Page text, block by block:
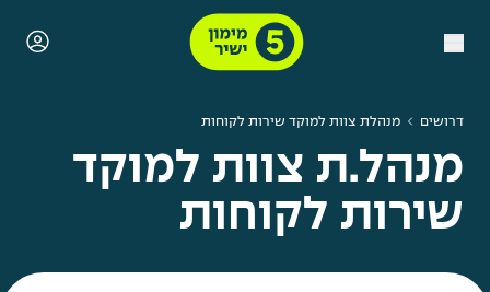
דרושים מנהלת צוות למוקד שירות לקוחות
מנהל.ת צוות למוקד
שירות לקוחות